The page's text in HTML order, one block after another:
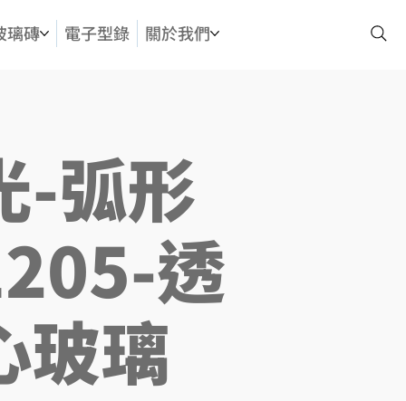
璃磚 電子型錄 關於我們
-弧形
透
玻璃